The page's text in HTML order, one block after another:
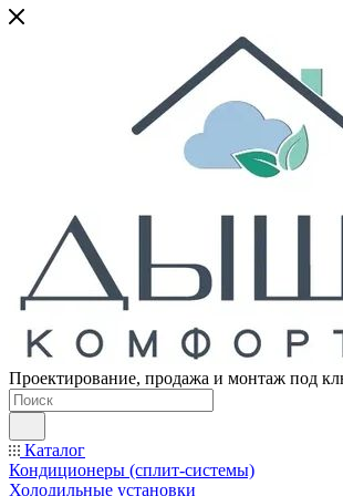
Проектирование, продажа и монтаж под
Каталог
Кондиционеры (сплит-системы)
Холодильные установки